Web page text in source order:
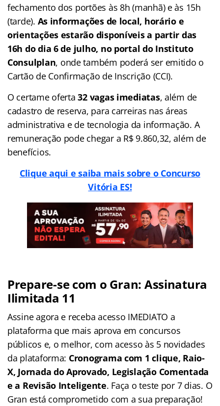
fechamento dos portões às 8h (manhã) e às 15h
(tarde). As informações de local, horário e
orientações estarão disponíveis a partir das
16h do dia 6 de julho, no portal do Instituto
Consulplan, onde também poderá ser emitido o
Cartão de Confirmação de Inscrição (CCI).
O certame oferta32 vagas imediatas, além de
cadastro de reserva, para carreiras nas áreas
administrativa e de tecnologia da informação. A
remuneração pode chegar a R$ 9.860,32, além de
benefícios.
Clique aqui e saiba mais sobre o Concurso
Vitória ES!
Prepare-se com o Gran: Assinatura
Ilimitada 11
Assine agora e receba acesso IMEDIATO a
plataforma que mais aprova em concursos
públicos e, o melhor, com acesso às 5 novidades
da plataforma: Cronograma com 1 clique, Raio-
X, Jornada do Aprovado, Legislação Comentada
e a Revisão Inteligente. Faça o teste por 7 dias. O
Gran está comprometido com a sua preparação!